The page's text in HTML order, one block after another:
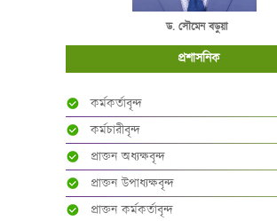
ড. সৌমেন বড়ুয়া
প্রশাসনিক
কর্মকর্তাবৃন্দ
কর্মচারীবৃন্দ
প্রাক্তন অধ্যক্ষবৃন্দ
প্রাক্তন উপাধ্যক্ষবৃন্দ
প্রাক্তন কর্মকর্তাবৃন্দ